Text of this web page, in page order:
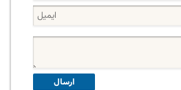
ارسال